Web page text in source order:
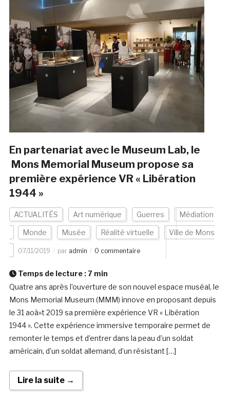
En partenariat avec le Museum Lab, le
Mons Memorial Museum propose sa
première expérience VR « Libération
1944 »
ACTUALITÉS Art numérique Guerres Médiation
Monde Musée Réalité virtuelle Ville de Mons
07/11/2019 par admin 0 commentaire
Temps de lecture :7 min
Quatre ans après l’ouverture de son nouvel espace muséal, le
Mons Memorial Museum (MMM) innove en proposant depuis
le 31 aoà»t 2019 sa première expérience VR « Libération
1944 ». Cette expérience immersive temporaire permet de
remonter le temps et d’entrer dans la peau d’un soldat
américain, d’un soldat allemand, d’un résistant […]
Lire la suite →